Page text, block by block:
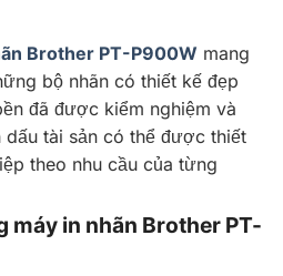
Brother PT-P900W mang
bộ nhãn có thiết kế đẹp
đã được kiểm nghiệm và
dấu tài sản có thể được thiết
theo nhu cầu của từng
máy in nhãn Brother PT-